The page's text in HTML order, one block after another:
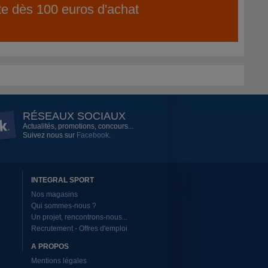
dès 100 euros d'achat
RÉSEAUX SOCIAUX
Actualités, promotions, concours...
Suivez nous sur Facebook.
INTEGRAL SPORT
Nos magasins
Qui sommes-nous ?
Un projet, rencontrons-nous...
Recrutement - Offres d'emploi
A PROPOS
Mentions légales